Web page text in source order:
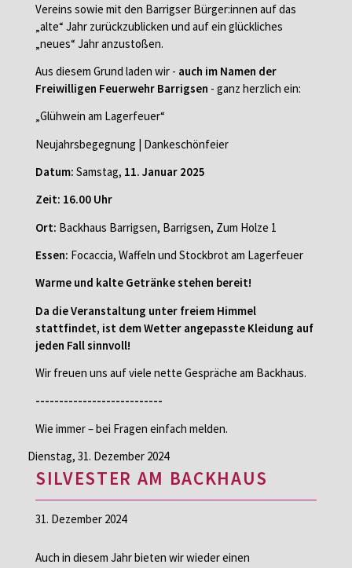
Vereins sowie mit den Barrigser Bürger:innen auf das
„alte“ Jahr zurückzublicken und auf ein glückliches
„neues“ Jahr anzustoßen.
Aus diesem Grund laden wir - auch im Namen der
Freiwilligen Feuerwehr Barrigsen - ganz herzlich ein:
„Glühwein am Lagerfeuer“
Neujahrsbegegnung | Dankeschönfeier
Datum: Samstag, 11. Januar 2025
Zeit: 16.00 Uhr
Ort: Backhaus Barrigsen, Barrigsen, Zum Holze 1
Essen: Focaccia, Waffeln und Stockbrot am Lagerfeuer
Warme und kalte Getränke stehen bereit!
Da die Veranstaltung unter freiem Himmel
stattfindet, ist dem Wetter angepasste Kleidung auf
jeden Fall sinnvoll!
Wir freuen uns auf viele nette Gespräche am Backhaus.
---------------------------
Wie immer – bei Fragen einfach melden.
Dienstag, 31. Dezember 2024
SILVESTER AM BACKHAUS
31. Dezember 2024
Auch in diesem Jahr bieten wir wieder einen